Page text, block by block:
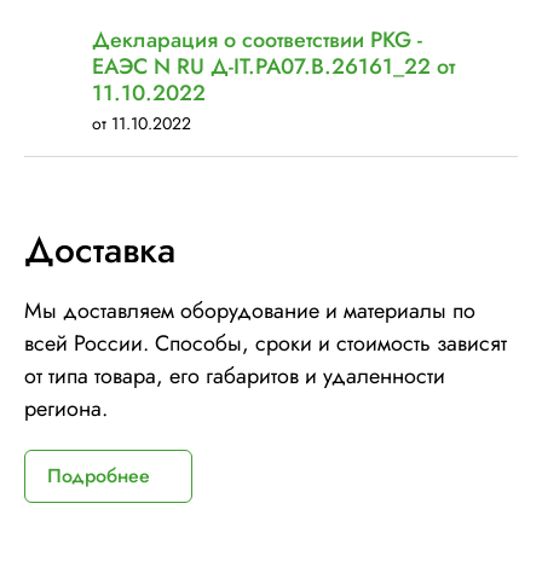
Декларация о соответствии PKG -
ЕАЭС N RU Д-IT.РА07.В.26161_22 от
11.10.2022
от 11.10.2022
Доставка
Мы доставляем оборудование и материалы по
всей России. Способы, сроки и стоимость зависят
от типа товара, его габаритов и удаленности
региона.
Подробнее